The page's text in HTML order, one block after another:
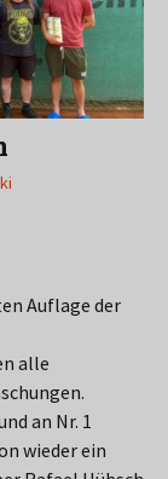
Auflage der
alle
an Nr. 1
wieder ein